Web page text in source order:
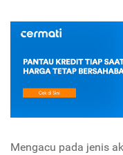
Mengacu pada jenis